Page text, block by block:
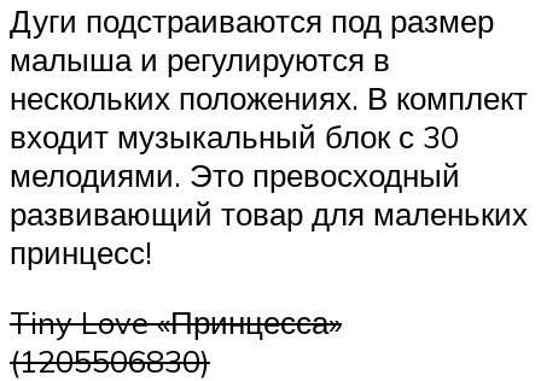
Дуги подстраиваются под размер
малыша и регулируются в
нескольких положениях. В комплект
входит музыкальный блок с 30
мелодиями. Это превосходный
развивающий товар для маленьких
принцесс!
Tiny Love «Принцесса»
(1205506830)